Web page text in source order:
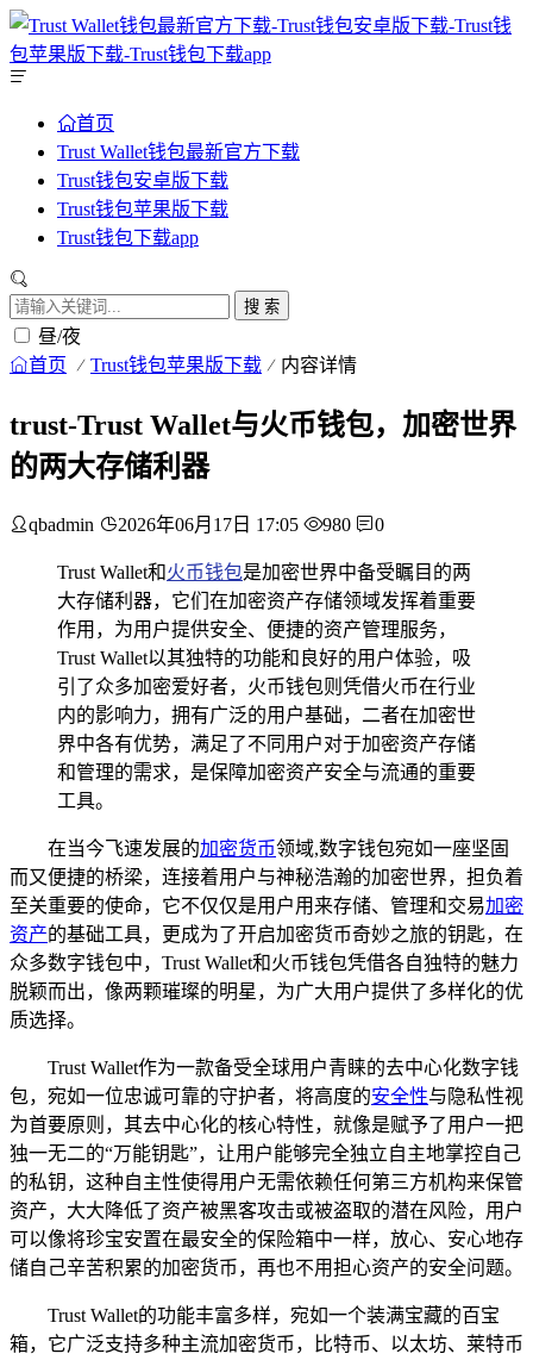
首页
Trust Wallet钱包最新官方下载
Trust钱包安卓版下载
Trust钱包苹果版下载
Trust钱包下载app
搜 索
昼/夜
首页 Trust钱包苹果版下载 内容详情
trust-Trust Wallet与火币钱包，加密世界
的两大存储利器
qbadmin 2026年06月17日 17:05 980 0
Trust Wallet和火币钱包是加密世界中备受瞩目的两
大存储利器，它们在加密资产存储领域发挥着重要
作用，为用户提供安全、便捷的资产管理服务，
Trust Wallet以其独特的功能和良好的用户体验，吸
引了众多加密爱好者，火币钱包则凭借火币在行业
内的影响力，拥有广泛的用户基础，二者在加密世
界中各有优势，满足了不同用户对于加密资产存储
和管理的需求，是保障加密资产安全与流通的重要
工具。
在当今飞速发展的加密货币领域,数字钱包宛如一座坚固
而又便捷的桥梁，连接着用户与神秘浩瀚的加密世界，担负着
至关重要的使命，它不仅仅是用户用来存储、管理和交易加密
资产的基础工具，更成为了开启加密货币奇妙之旅的钥匙，在
众多数字钱包中，Trust Wallet和火币钱包凭借各自独特的魅力
脱颖而出，像两颗璀璨的明星，为广大用户提供了多样化的优
质选择。
Trust Wallet作为一款备受全球用户青睐的去中心化数字钱
包，宛如一位忠诚可靠的守护者，将高度的安全性与隐私性视
为首要原则，其去中心化的核心特性，就像是赋予了用户一把
独一无二的“万能钥匙”，让用户能够完全独立自主地掌控自己
的私钥，这种自主性使得用户无需依赖任何第三方机构来保管
资产，大大降低了资产被黑客攻击或被盗取的潜在风险，用户
可以像将珍宝安置在最安全的保险箱中一样，放心、安心地存
储自己辛苦积累的加密货币，再也不用担心资产的安全问题。
Trust Wallet的功能丰富多样，宛如一个装满宝藏的百宝
箱，它广泛支持多种主流加密货币，比特币、以太坊、莱特币